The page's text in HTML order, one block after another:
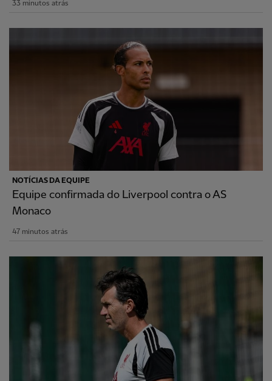
33 minutos atrás
NOTÍCIAS DA EQUIPE
Equipe confirmada do Liverpool contra o AS
Monaco
47 minutos atrás